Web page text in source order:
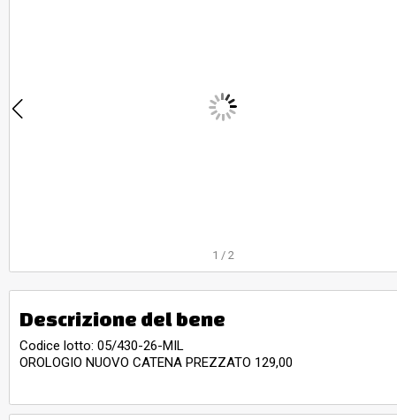
1 / 2
Descrizione del bene
Codice lotto: 05/430-26-MIL
OROLOGIO NUOVO CATENA PREZZATO 129,00